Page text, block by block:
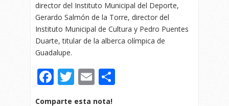
director del Instituto Municipal del Deporte,
Gerardo Salmón de la Torre, director del
Instituto Municipal de Cultura y Pedro Puentes
Duarte, titular de la alberca olímpica de
Guadalupe.
Facebook
Twitter
Email
Comparte esta nota!